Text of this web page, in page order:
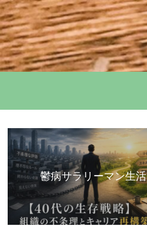
鬱病サラリーマン生活